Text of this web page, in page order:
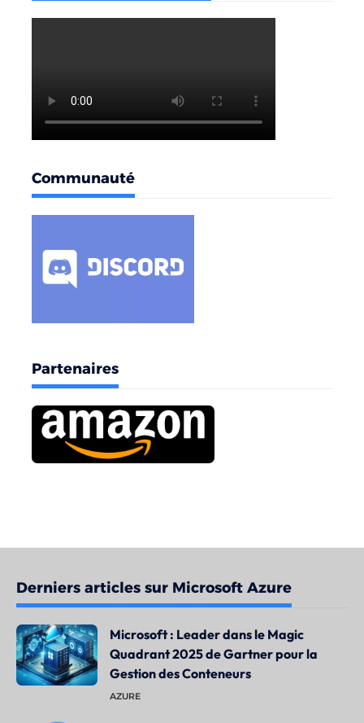
Communauté
Partenaires
Derniers articles sur Microsoft Azure
Microsoft : Leader dans le Magic
Quadrant 2025 de Gartner pour la
Gestion des Conteneurs
AZURE